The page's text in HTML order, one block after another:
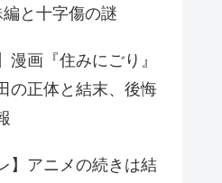
と十字傷の謎
漫画『住みにごり』
の正体と結末、後悔
】アニメの続きは結